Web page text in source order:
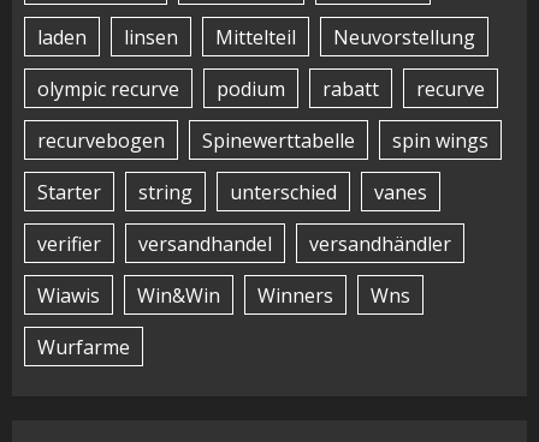
laden
linsen Mittelteil
Neuvorstellung
olympic recurve
podium rabatt
recurve
recurvebogen
Spinewerttabelle
spin wings
Starter
string unterschied
vanes
verifier
versandhandel
versandhändler
Wiawis
Win&Win Winners
Wns
Wurfarme